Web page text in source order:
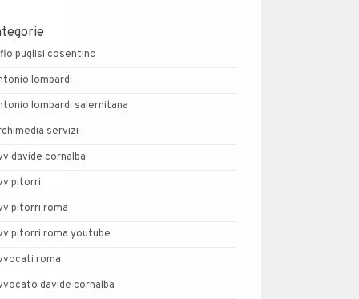
puglisi cosentino
lombardi
lombardi salernitana
servizi
davide cornalba
pitorri
pitorri roma
pitorri roma youtube
roma
davide cornalba